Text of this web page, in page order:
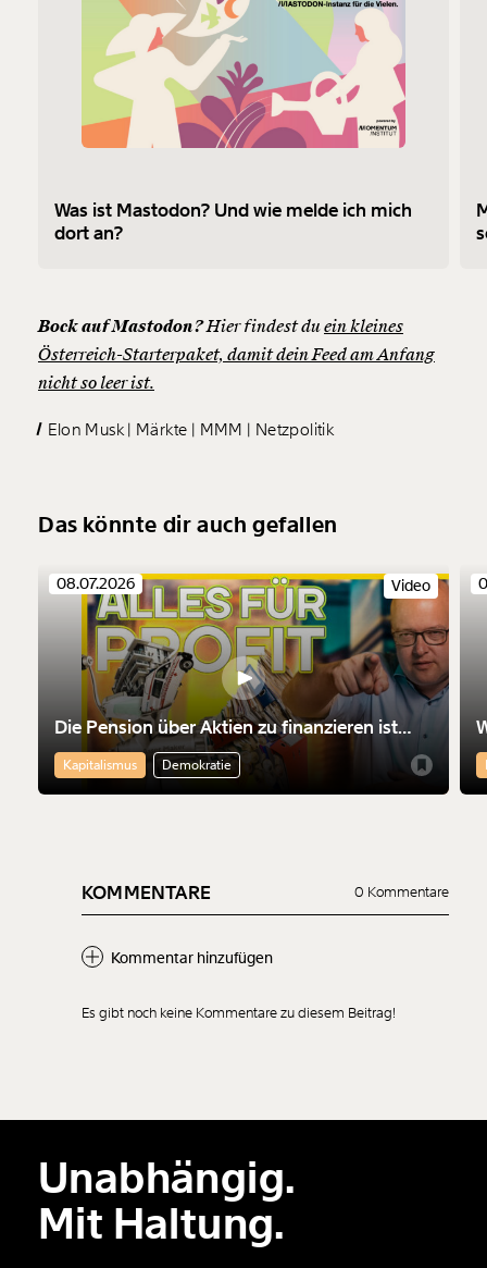
Was ist Mastodon? Und wie melde ich mich
dort an?
Bock auf Mastodon?Hier findest duein kleines
Österreich-Starterpaket, damit dein Feed am Anfang
nicht so leer ist.
Elon Musk Märkte MMM Netzpolitik
Das könnte dir auch gefallen
Video
08.07.2026
Die Pension über Aktien zu finanzieren ist
nicht nur riskant. Sie macht die Finanzmärkte
mächtiger
Kapitalismus Demokratie
KOMMENTARE 0 Kommentare
Kommentar hinzufügen
Der Inhalt dieses Feldes wird nicht öffentlich zugänglich angezeigt.
Es gibt noch keine Kommentare zu diesem Beitrag!
Unabhängig.
Mit Haltung.